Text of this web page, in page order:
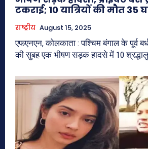
टकराई; 10 यात्रियों की मौत 35
राष्ट्रीय August 15, 2025
एफएनएन, कोलकाता : पश्चिम बंगाल के पूर्व
की सुबह एक भीषण सड़क हादसे में 10